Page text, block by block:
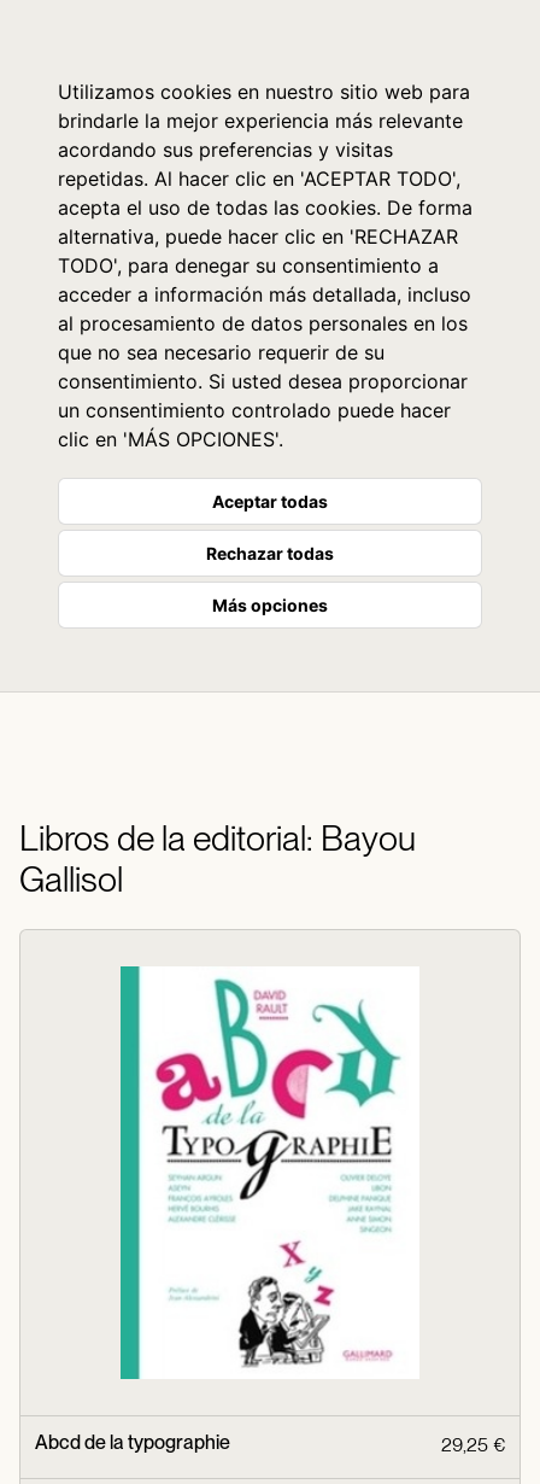
Utilizamos cookies en nuestro sitio web para
brindarle la mejor experiencia más relevante
acordando sus preferencias y visitas
repetidas. Al hacer clic en 'ACEPTAR TODO',
acepta el uso de todas las cookies. De forma
alternativa, puede hacer clic en 'RECHAZAR
TODO', para denegar su consentimiento a
acceder a información más detallada, incluso
al procesamiento de datos personales en los
que no sea necesario requerir de su
consentimiento. Si usted desea proporcionar
un consentimiento controlado puede hacer
clic en 'MÁS OPCIONES'.
Aceptar todas
Rechazar todas
Más opciones
Libros de la editorial: Bayou
Gallisol
Abcd de la typographie 29,25 €